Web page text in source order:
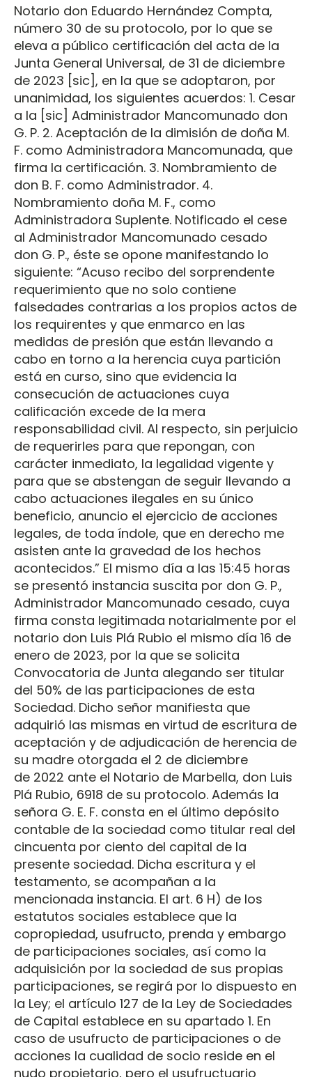
Notario don Eduardo Hernández Compta,
número 30 de su protocolo, por lo que se
eleva a público certificación del acta de la
Junta General Universal, de 31 de diciembre
de 2023 [sic], en la que se adoptaron, por
unanimidad, los siguientes acuerdos: 1. Cesar
a la [sic] Administrador Mancomunado don
G. P. 2. Aceptación de la dimisión de doña M.
F. como Administradora Mancomunada, que
firma la certificación. 3. Nombramiento de
don B. F. como Administrador. 4.
Nombramiento doña M. F., como
Administradora Suplente. Notificado el cese
al Administrador Mancomunado cesado
don G. P., éste se opone manifestando lo
siguiente: “Acuso recibo del sorprendente
requerimiento que no solo contiene
falsedades contrarias a los propios actos de
los requirentes y que enmarco en las
medidas de presión que están llevando a
cabo en torno a la herencia cuya partición
está en curso, sino que evidencia la
consecución de actuaciones cuya
calificación excede de la mera
responsabilidad civil. Al respecto, sin perjuicio
de requerirles para que repongan, con
carácter inmediato, la legalidad vigente y
para que se abstengan de seguir llevando a
cabo actuaciones ilegales en su único
beneficio, anuncio el ejercicio de acciones
legales, de toda índole, que en derecho me
asisten ante la gravedad de los hechos
acontecidos.” El mismo día a las 15:45 horas
se presentó instancia suscita por don G. P.,
Administrador Mancomunado cesado, cuya
firma consta legitimada notarialmente por el
notario don Luis Plá Rubio el mismo día 16 de
enero de 2023, por la que se solicita
Convocatoria de Junta alegando ser titular
del 50% de las participaciones de esta
Sociedad. Dicho señor manifiesta que
adquirió las mismas en virtud de escritura de
aceptación y de adjudicación de herencia de
su madre otorgada el 2 de diciembre
de 2022 ante el Notario de Marbella, don Luis
Plá Rubio, 6918 de su protocolo. Además la
señora G. E. F. consta en el último depósito
contable de la sociedad como titular real del
cincuenta por ciento del capital de la
presente sociedad. Dicha escritura y el
testamento, se acompañan a la
mencionada instancia. El art. 6 H) de los
estatutos sociales establece que la
copropiedad, usufructo, prenda y embargo
de participaciones sociales, así como la
adquisición por la sociedad de sus propias
participaciones, se regirá por lo dispuesto en
la Ley; el artículo 127 de la Ley de Sociedades
de Capital establece en su apartado 1. En
caso de usufructo de participaciones o de
acciones la cualidad de socio reside en el
nudo propietario, pero el usufructuario